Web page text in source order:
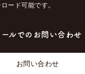
ード可能です。
ールでのお問い合わせ
お問い合わせ